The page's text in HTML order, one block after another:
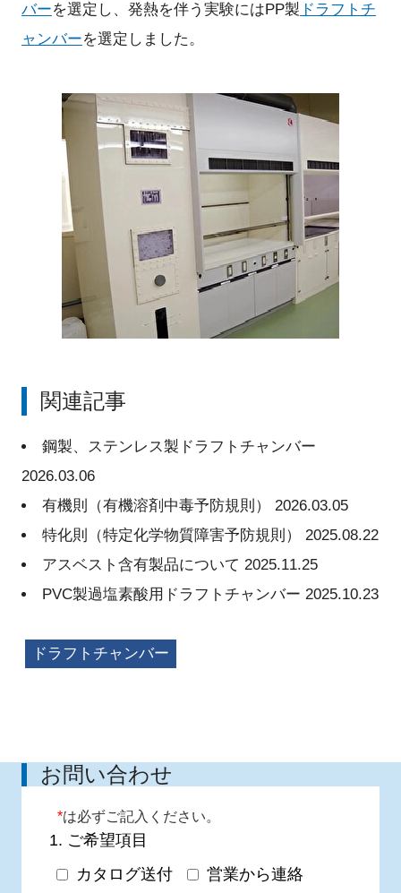
バーを選定し、発熱を伴う実験にはPP製 ドラフトチ
ャンバーを選定しました。
関連記事
鋼製、ステンレス製ドラフトチャンバー
2026.03.06
有機則（有機溶剤中毒予防規則）
2026.03.05
特化則（特定化学物質障害予防規則）
2025.08.22
アスベスト含有製品について 2025.11.25
PVC製過塩素酸用ドラフトチャンバー 2025.10.23
ドラフトチャンバー
お問い合わせ
*は必ずご記入ください。
1. ご希望項目
カタログ送付
営業から連絡